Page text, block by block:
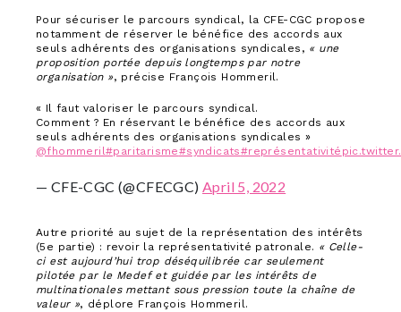
Pour sécuriser le parcours syndical, la CFE-CGC propose
notamment de réserver le bénéfice des accords aux
seuls adhérents des organisations syndicales, « une
proposition portée depuis longtemps par notre
organisation », précise François Hommeril.
« Il faut valoriser le parcours syndical.
Comment ? En réservant le bénéfice des accords aux
seuls adhérents des organisations syndicales »
@fhommeril#paritarisme#syndicats#représentativité
— CFE-CGC (@CFECGC) April 5, 2022
Autre priorité au sujet de la représentation des intérêts
(5e partie) : revoir la représentativité patronale. « Celle-
ci est aujourd’hui trop déséquilibrée car seulement
pilotée par le Medef et guidée par les intérêts de
multinationales mettant sous pression toute la chaîne de
valeur », déplore François Hommeril.